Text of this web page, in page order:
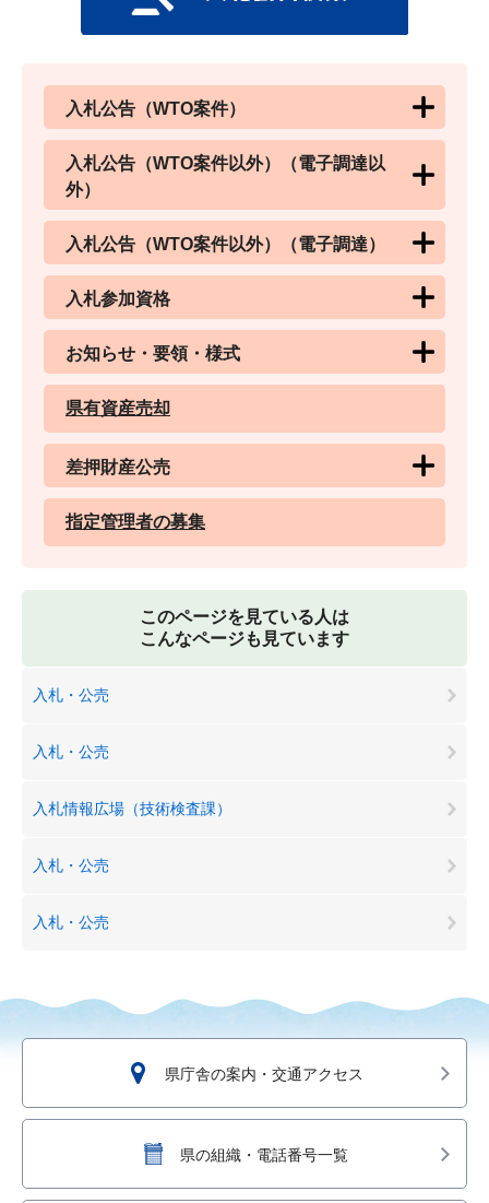
入札公告（WTO案件）
入札公告（WTO案件以外）（電子調達以
外）
入札公告（WTO案件以外）（電子調達）
入札参加資格
お知らせ・要領・様式
県有資産売却
差押財産公売
指定管理者の募集
このページを見ている人は
こんなページも見ています
入札・公売
入札・公売
入札情報広場（技術検査課）
入札・公売
入札・公売
県庁舎の案内・交通アクセス
県の組織・電話番号一覧